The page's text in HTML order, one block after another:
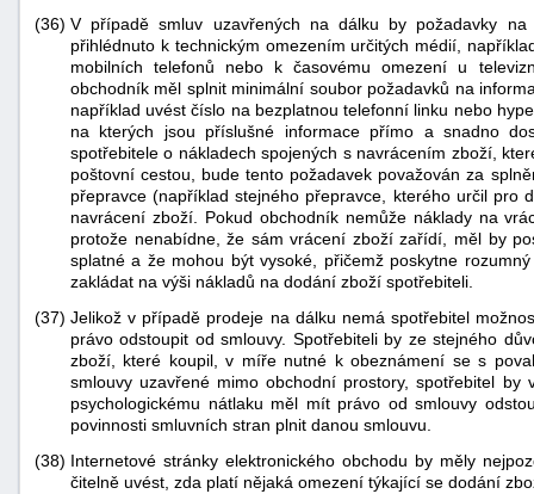
(36) V případě smluv uzavřených na dálku by požadavky
přihlédnuto k technickým omezením určitých médií,
mobilních telefonů nebo k časovému omezení u
obchodník měl splnit minimální soubor požadavků na
například uvést číslo na bezplatnou telefonní linku nebo
na kterých jsou příslušné informace přímo a snadno
spotřebitele o nákladech spojených s navrácením zboží,
poštovní cestou, bude tento požadavek považován za
přepravce (například stejného přepravce, kterého určil pro
navrácení zboží. Pokud obchodník nemůže náklady na
protože nenabídne, že sám vrácení zboží zařídí, měl by
splatné a že mohou být vysoké, přičemž poskytne
zakládat na výši nákladů na dodání zboží spotřebiteli.
(37) Jelikož v případě prodeje na dálku nemá spotřebitel
právo odstoupit od smlouvy. Spotřebiteli by ze stejného
zboží, které koupil, v míře nutné k obeznámení se s
smlouvy uzavřené mimo obchodní prostory, spotřebitel
psychologickému nátlaku měl mít právo od smlouvy
povinnosti smluvních stran plnit danou smlouvu.
(38) Internetové stránky elektronického obchodu by měly
čitelně uvést, zda platí nějaká omezení týkající se dodání